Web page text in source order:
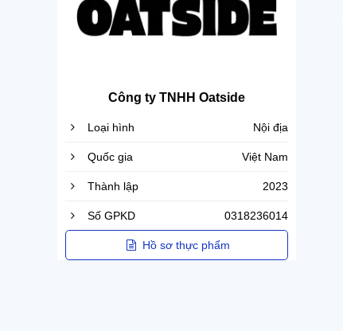
Công ty TNHH Oatside
Loại hình Nội địa
Quốc gia Việt Nam
Thành lập 2023
Số GPKD 0318236014
Hồ sơ thực phẩm